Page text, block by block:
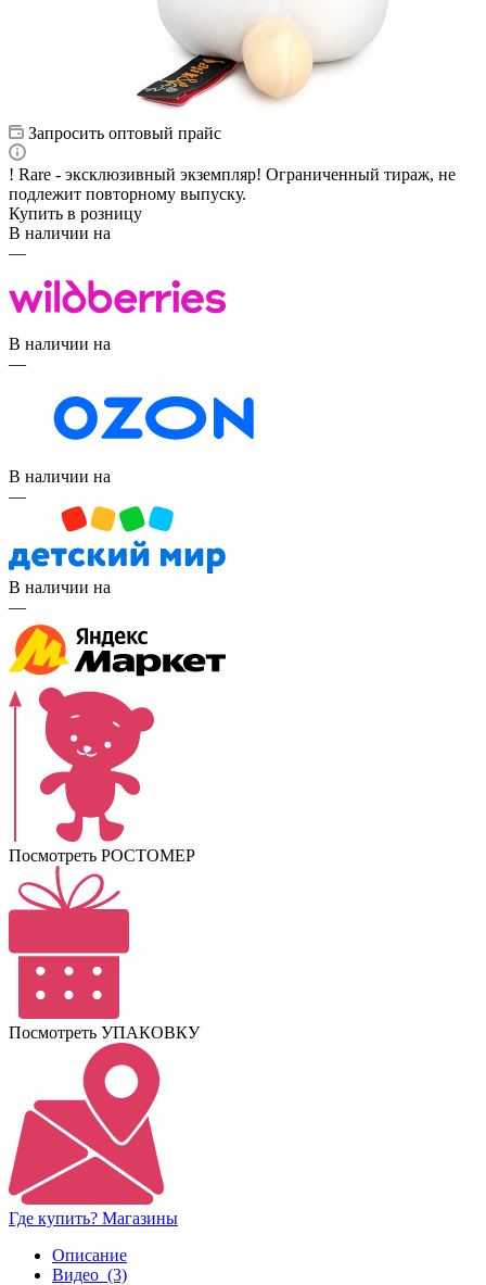
Запросить оптовый прайс
! Rare - эксклюзивный экземпляр! Ограниченный тираж, не
подлежит повторному выпуску.
Купить в розницу
В наличии на
—
В наличии на
—
В наличии на
—
В наличии на
—
Посмотреть РОСТОМЕР
Посмотреть УПАКОВКУ
Где купить? Магазины
Описание
Видео (3)